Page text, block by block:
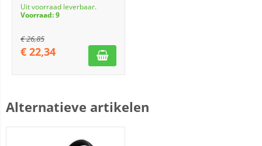
Uit voorraad leverbaar.
Voorraad: 9
€26,85
€ 22,34
Alternatieve artikelen